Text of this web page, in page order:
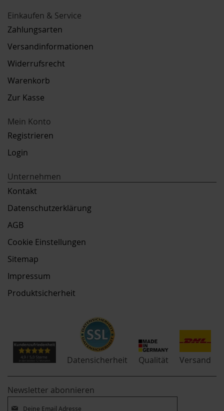
Einkaufen & Service
Zahlungsarten
Versandinformationen
Widerrufsrecht
Warenkorb
Zur Kasse
Mein Konto
Registrieren
Login
Unternehmen
Kontakt
Datenschutzerklärung
AGB
Cookie Einstellungen
Sitemap
Impressum
Produktsicherheit
Datensicherheit Qualität Versand
Newsletter abonnieren